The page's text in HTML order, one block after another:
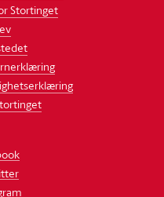
Stortinget